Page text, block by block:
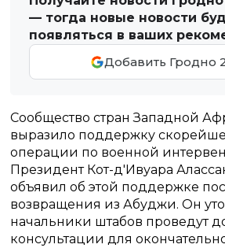
— тогда новые новости
появляться в ваших
Добавить Гродно
Сообщество стран Западной
выразило поддержку
операции по военной
Президент Кот-д'Ивуара
объявил об этой поддержке
возвращения из Абуджи. Он
начальники штабов проведут
консультации для